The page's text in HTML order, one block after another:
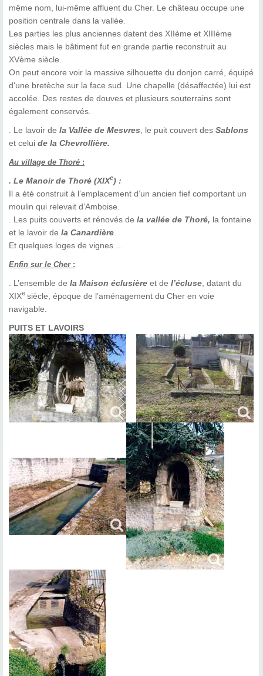
même nom, lui-même affluent du Cher. Le château occupe une
position centrale dans la vallée.
Les parties les plus anciennes datent des XIIème et XIIIème
siècles mais le bâtiment fut en grande partie reconstruit au
XVème siècle.
On peut encore voir la massive silhouette du donjon carré, équipé
d'une bretèche sur la face sud. Une chapelle (désaffectée) lui est
accolée. Des restes de douves et plusieurs souterrains sont
également conservés.
. Le lavoir de la Vallée de Mesvres , le puit couvert des Sablons
et celui de la Chevrollière.
Au village de Thoré :
. Le Manoir de Thoré (XIXe) :
Il a été construit à l’emplacement d’un ancien fief comportant un
moulin qui relevait d’Amboise.
. Les puits couverts et rénovés de la vallée de Thoré, la fontaine
et le lavoir de la Canardière
Et quelques loges de vignes ...
Enfin sur le Cher:
. L’ensemble de la Maison éclusière et de l’écluse , datant du
XIXe siècle, époque de l’aménagement du Cher en voie
navigable.
PUITS ET LAVOIRS